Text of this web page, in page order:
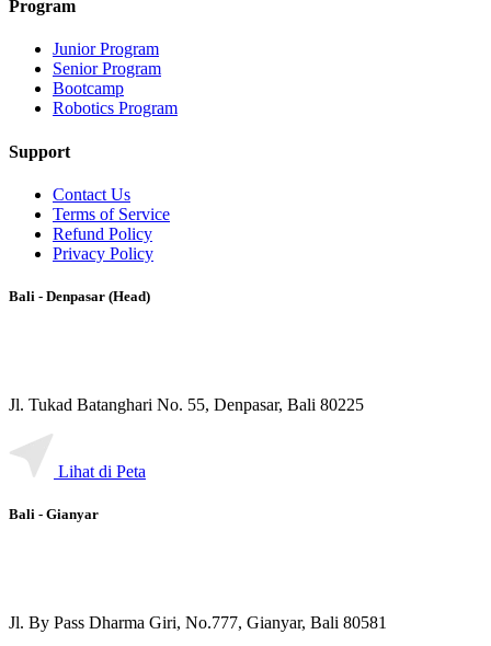
Program
Junior Program
Senior Program
Bootcamp
Robotics Program
Support
Contact Us
Terms of Service
Refund Policy
Privacy Policy
Bali - Denpasar (Head)
Jl. Tukad Batanghari No. 55, Denpasar, Bali 80225
Lihat di Peta
Bali - Gianyar
Jl. By Pass Dharma Giri, No.777, Gianyar, Bali 80581